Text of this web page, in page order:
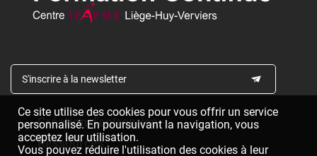
Ce site utilise des cookies pour vous offrir un service
personnalisé. En poursuivant la navigation, vous
acceptez leur utilisation.
Vous pouvez réduire l'utilisation des cookies à leur
S'inscrire à la newsletter
Création d'entreprise
Formations à la création d'entreprise
Ressources